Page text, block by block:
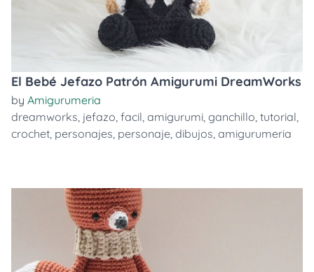
El Bebé Jefazo Patrón Amigurumi DreamWorks
by Amigurumeria
dreamworks, jefazo, facil, amigurumi, ganchillo, tutorial,
crochet, personajes, personaje, dibujos, amigurumeria